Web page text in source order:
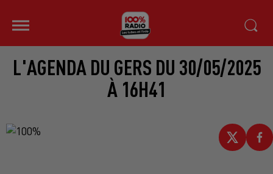
L'AGENDA DU GERS DU 30/05/2025
À 16H41